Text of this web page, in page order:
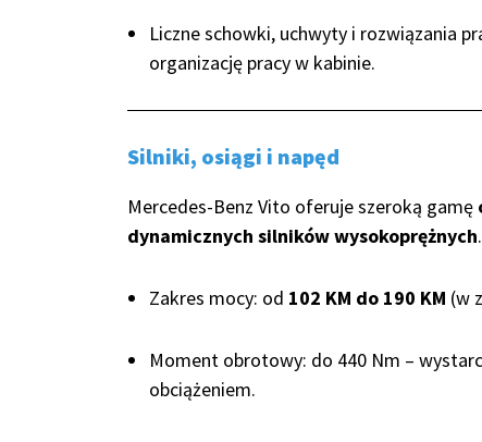
Liczne schowki, uchwyty i rozwiązania
organizację pracy w kabinie.
Silniki, osiągi i napęd
Mercedes-Benz Vito oferuje szeroką gamę
dynamicznych silników wysokoprężnych.
Zakres mocy: od 102 KM do 190 KM (w
Moment obrotowy: do 440 Nm –
obciążeniem.